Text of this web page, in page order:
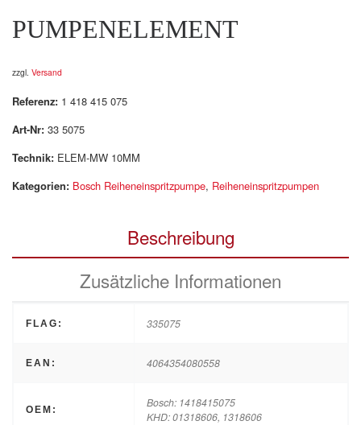
PUMPENELEMENT
zzgl. Versand
Referenz: 1 418 415 075
Art-Nr: 33 5075
Technik: ELEM-MW 10MM
Kategorien: Bosch Reiheneinspritzpumpe, Reiheneinspritzpumpen
Beschreibung
Zusätzliche Informationen
FLAG: 335075
EAN: 4064354080558
OEM:
Bosch: 1418415075
KHD: 01318606, 1318606